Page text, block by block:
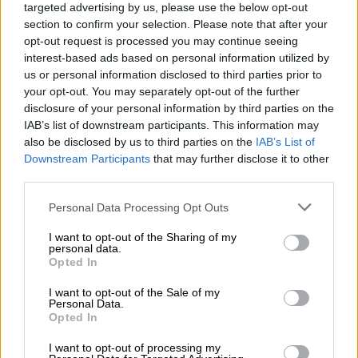
targeted advertising by us, please use the below opt-out
section to confirm your selection. Please note that after your
opt-out request is processed you may continue seeing
interest-based ads based on personal information utilized by
us or personal information disclosed to third parties prior to
your opt-out. You may separately opt-out of the further
disclosure of your personal information by third parties on the
IAB’s list of downstream participants. This information may
also be disclosed by us to third parties on the IAB’s List of
Downstream Participants that may further disclose it to other
Please note that this website/app uses one or more Google
not limited to your visit or usage behaviour. You may click to
grant or deny consent to Google and its third-party tags to
use your data for below specified purposes in below Google
consent section.
Personal Data Processing Opt Outs
I want to opt-out of the Sharing of my
personal data.
Opted In
I want to opt-out of the Sale of my
Personal Data.
Opted In
I want to opt-out of processing my
Πρόκειται για μια πειραγμένη φωτογραφία
που έκανε την εμφάνισή της στο διαδίκτυο
και φερόταν να δείχνει τον υπουργό Υγείας
σε τρυφερές στιγμές με μια γυναίκα, σε
δημόσιο χώρο. Όπως, όμως, τονίζει και ο
ίδιος ο Άδωνις Γεωργιάδης στην ανάρτησή
του, πρόκειται για φωτογραφία από
πρωτοσέλιδο σερβοκροατικής εφημερίδας
την οποία κάποιοι επεξεργάστηκαν για να
τον πλήξουν.
Η ανάρτηση Γεωργιάδη
«Πήραν αυτό το εξώφυλλο, προσέθεσαν
ψηφιακά το σήμα μία ελληνικής εφημερίδος
Το Παρασκήνιο αλλοιωμένο και ψεύτικο. Το